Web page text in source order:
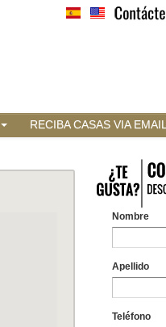
RECIBA CASAS VIA
Nombre
Apellido
Teléfono